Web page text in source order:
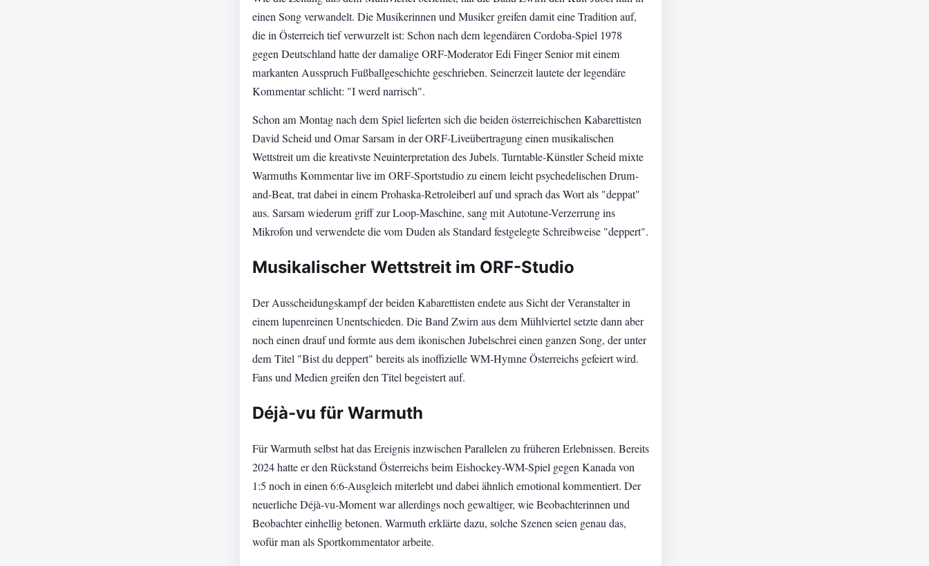
einen Song verwandelt. Die Musikerinnen und Musiker greifen damit eine Tradition auf,
die in Österreich tief verwurzelt ist: Schon nach dem legendären Cordoba-Spiel 1978
gegen Deutschland hatte der damalige ORF-Moderator Edi Finger Senior mit einem
markanten Ausspruch Fußballgeschichte geschrieben. Seinerzeit lautete der legendäre
Kommentar schlicht: "I werd narrisch".
Schon am Montag nach dem Spiel lieferten sich die beiden österreichischen Kabarettisten
David Scheid und Omar Sarsam in der ORF-Liveübertragung einen musikalischen
Wettstreit um die kreativste Neuinterpretation des Jubels. Turntable-Künstler Scheid mixte
Warmuths Kommentar live im ORF-Sportstudio zu einem leicht psychedelischen Drum-
and-Beat, trat dabei in einem Prohaska-Retroleiberl auf und sprach das Wort als "deppat"
aus. Sarsam wiederum griff zur Loop-Maschine, sang mit Autotune-Verzerrung ins
Mikrofon und verwendete die vom Duden als Standard festgelegte Schreibweise "deppert".
Musikalischer Wettstreit im ORF-Studio
Der Ausscheidungskampf der beiden Kabarettisten endete aus Sicht der Veranstalter in
einem lupenreinen Unentschieden. Die Band Zwirn aus dem Mühlviertel setzte dann aber
noch einen drauf und formte aus dem ikonischen Jubelschrei einen ganzen Song, der unter
dem Titel "Bist du deppert" bereits als inoffizielle WM-Hymne Österreichs gefeiert wird.
Fans und Medien greifen den Titel begeistert auf.
Déjà-vu für Warmuth
Für Warmuth selbst hat das Ereignis inzwischen Parallelen zu früheren Erlebnissen. Bereits
2024 hatte er den Rückstand Österreichs beim Eishockey-WM-Spiel gegen Kanada von
1:5 noch in einen 6:6-Ausgleich miterlebt und dabei ähnlich emotional kommentiert. Der
neuerliche Déjà-vu-Moment war allerdings noch gewaltiger, wie Beobachterinnen und
Beobachter einhellig betonen. Warmuth erklärte dazu, solche Szenen seien genau das,
wofür man als Sportkommentator arbeite.